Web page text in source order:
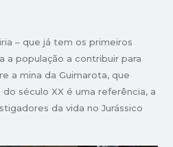
– que já tem os primeiros
a população a contribuir para
a mina da Guimarota, que
século XX é uma referência, a
da vida no Jurássico